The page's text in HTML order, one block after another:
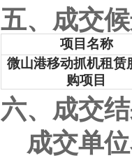
五、成交
项目名称
微山港移动抓机租赁
购项目
六、成交
成交单